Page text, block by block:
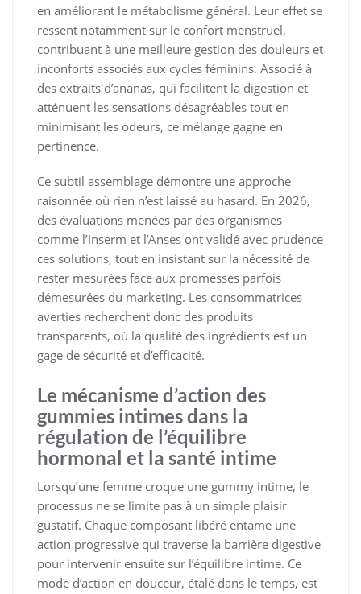
en améliorant le métabolisme général. Leur effet se
ressent notamment sur le confort menstruel,
contribuant à une meilleure gestion des douleurs et
inconforts associés aux cycles féminins. Associé à
des extraits d’ananas, qui facilitent la digestion et
atténuent les sensations désagréables tout en
minimisant les odeurs, ce mélange gagne en
pertinence.
Ce subtil assemblage démontre une approche
raisonnée où rien n’est laissé au hasard. En 2026,
des évaluations menées par des organismes
comme l’Inserm et l’Anses ont validé avec prudence
ces solutions, tout en insistant sur la nécessité de
rester mesurées face aux promesses parfois
démesurées du marketing. Les consommatrices
averties recherchent donc des produits
transparents, où la qualité des ingrédients est un
gage de sécurité et d’efficacité.
Le mécanisme d’action des
gummies intimes dans la
régulation de l’équilibre
hormonal et la santé intime
Lorsqu’une femme croque une gummy intime, le
processus ne se limite pas à un simple plaisir
gustatif. Chaque composant libéré entame une
action progressive qui traverse la barrière digestive
pour intervenir ensuite sur l’équilibre intime. Ce
mode d’action en douceur, étalé dans le temps, est